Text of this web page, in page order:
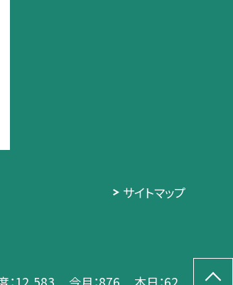
サイトマップ
：12,583 今月：876 本日：62